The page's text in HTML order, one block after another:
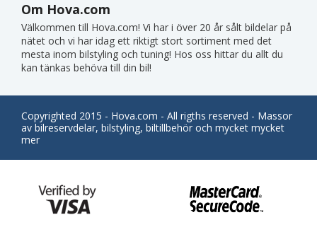
Om Hova.com
Välkommen till Hova.com! Vi har i över 20 år sålt bildelar på
nätet och vi har idag ett riktigt stort sortiment med det
mesta inom bilstyling och tuning! Hos oss hittar du allt du
kan tänkas behöva till din bil!
Copyrighted 2015 - Hova.com - All rigths reserved - Massor
av bilreservdelar, bilstyling, biltillbehör och mycket mycket
mer